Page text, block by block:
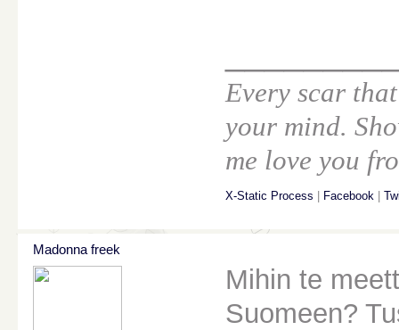
Every scar
your mind.
me love you
X-Static Process Facebook
Madonna freek
Mihin te
Suomeen?